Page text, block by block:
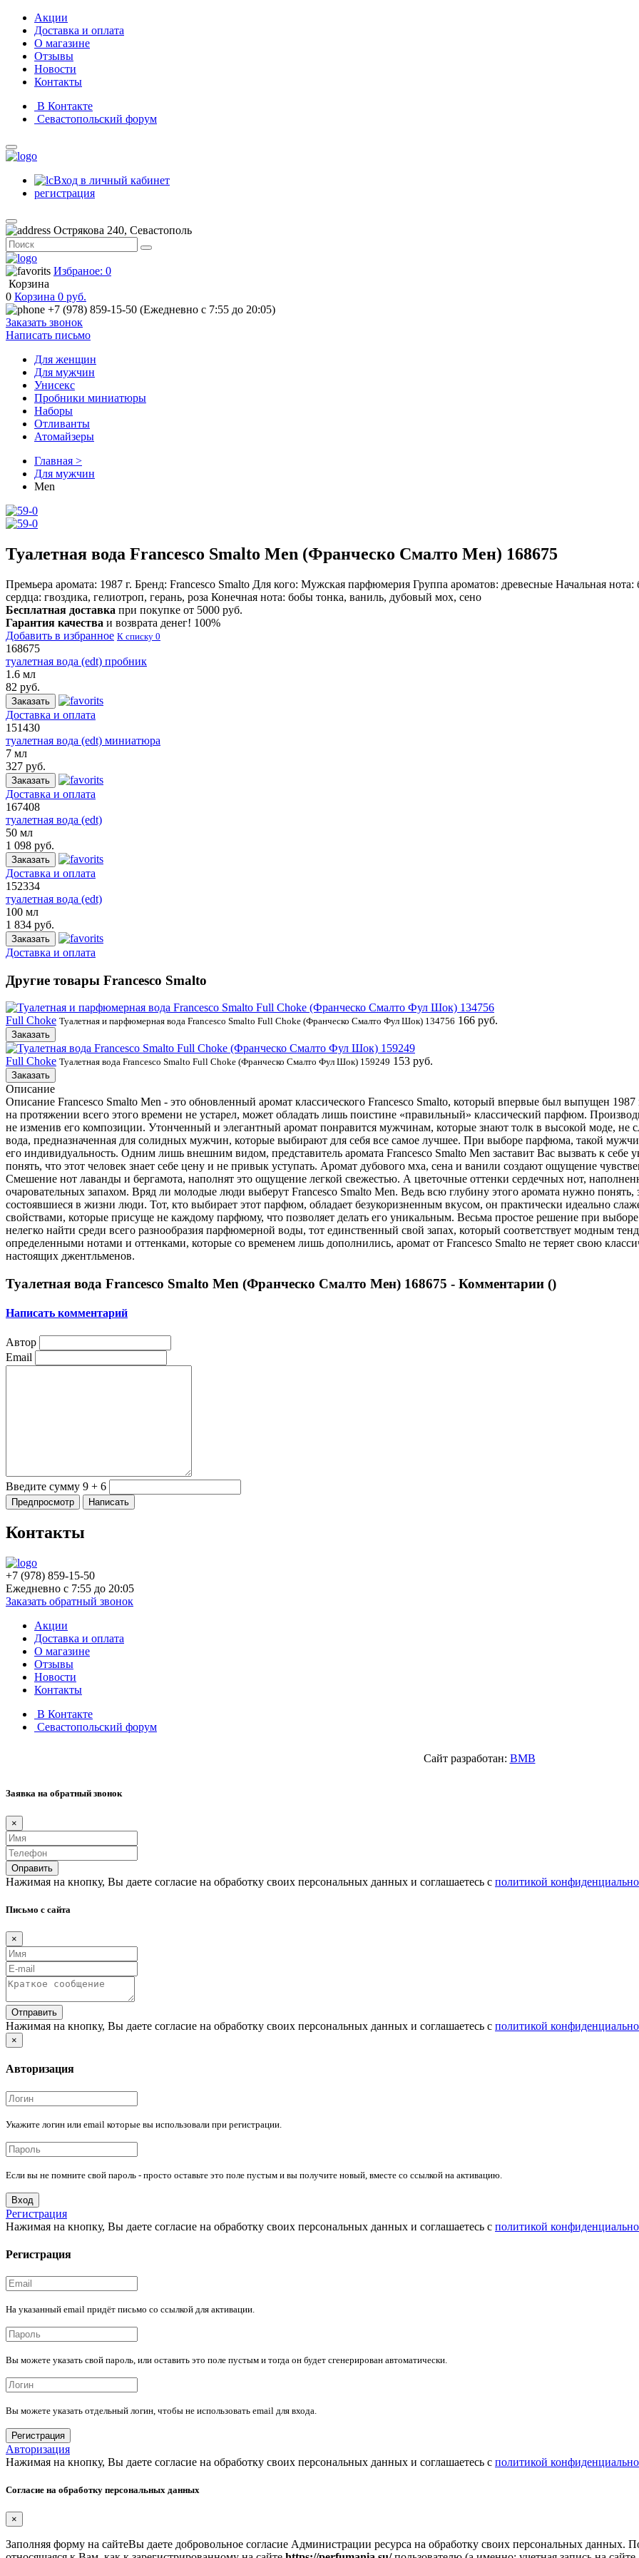
Акции
Доставка и оплата
О магазине
Отзывы
Новости
Контакты
В Контакте
Севастопольский форум
Вход в личный кабинет
регистрация
Острякова 240, Севастополь
Избраное: 0
Корзина
0 Корзина 0 руб.
+7 (978) 859-15-50 (Ежедневно с 7:55 до 20:05)
Заказать звонок
Написать письмо
Для женщин
Для мужчин
Унисекс
Пробники миниатюры
Наборы
Отливанты
Атомайзеры
Главная >
Для мужчин
Men
Туалетная вода Francesco Smalto Men (Франческо Смалто Мен) 168675
Премьера аромата: 1987 г. Бренд: Francesco Smalto Для кого: Мужская парфюмерия Группа ароматов: древесные Начальная нота:
сердца: гвоздика, гелиотроп, герань, роза Конечная нота: бобы тонка, ваниль, дубовый мох, сено
Бесплатная доставка при покупке от 5000 руб.
Гарантия качества и возврата денег! 100%
Добавить в избранное К списку 0
168675
туалетная вода (edt) пробник
1.6 мл
82 руб.
Заказать
Доставка и оплата
151430
туалетная вода (edt) миниатюра
7 мл
327 руб.
Заказать
Доставка и оплата
167408
туалетная вода (edt)
50 мл
1 098 руб.
Заказать
Доставка и оплата
152334
туалетная вода (edt)
100 мл
1 834 руб.
Заказать
Доставка и оплата
Другие товары Francesco Smalto
Full Choke Туалетная и парфюмерная вода Francesco Smalto Full Choke (Франческо Смалто Фул Шок) 134756 166 руб.
Заказать
Full Choke Туалетная вода Francesco Smalto Full Choke (Франческо Смалто Фул Шок) 159249 153 руб.
Заказать
Описание
Описание Francesco Smalto Men - это обновленный аромат классического Francesco Smalto, который впервые был выпущен
на протяжении всего этого времени не устарел, может обладать лишь поистине «правильный» классический парфюм.
не изменив его композиции. Утонченный и элегантный аромат понравится мужчинам, которые знают толк в высокой моде, не
вода, предназначенная для солидных мужчин, которые выбирают для себя все самое лучшее. При выборе парфюма, такой
его индивидуальность. Одним лишь внешним видом, представитель аромата Francesco Smalto Men заставит Вас вызвать к
понять, что этот человек знает себе цену и не привык уступать. Аромат дубового мха, сена и ванили создают ощущение
Смешение нот лаванды и бергамота, наполнят это ощущение легкой свежестью. А цветочные оттенки сердечных нот,
очаровательных запахом. Вряд ли молодые люди выберут Francesco Smalto Men. Ведь всю глубину этого аромата нужно понять,
состоявшиеся в жизни люди. Тот, кто выбирает этот парфюм, обладает безукоризненным вкусом, он практически идеально
свойствами, которые присуще не каждому парфюму, что позволяет делать его уникальным. Весьма простое решение при
нелегко найти среди всего разнообразия парфюмерной воды, тот единственный свой запах, который соответствует модным
определенными нотами и оттенками, которые со временем лишь дополнились, аромат от Francesco Smalto не теряет свою
настоящих джентльменов.
Туалетная вода Francesco Smalto Men (Франческо Смалто Мен) 168675 - Комментарии ()
Написать комментарий
Автор
Email
Введите сумму 9 + 6
Контакты
+7 (978) 859-15-50
Ежедневно с 7:55 до 20:05
Заказать обратный звонок
Акции
Доставка и оплата
О магазине
Отзывы
Новости
Контакты
В Контакте
Севастопольский форум
Сайт разработан: BMB
Заявка на обратный звонок
×
Оправить
Нажимая на кнопку, Вы даете согласие на обработку своих персональных данных и соглашаетесь с политикой
Письмо с сайта
×
Отправить
Нажимая на кнопку, Вы даете согласие на обработку своих персональных данных и соглашаетесь с политикой
×
Авторизация
Укажите логин или email которые вы использовали при регистрации.
Если вы не помните свой пароль - просто оставьте это поле пустым и вы получите новый, вместе со ссылкой на активацию.
Вход
Регистрация
Нажимая на кнопку, Вы даете согласие на обработку своих персональных данных и соглашаетесь с политикой
Регистрация
На указанный email придёт письмо со ссылкой для активации.
Вы можете указать свой пароль, или оставить это поле пустым и тогда он будет сгенерирован автоматически.
Вы можете указать отдельный логин, чтобы не использовать email для входа.
Регистрация
Авторизация
Нажимая на кнопку, Вы даете согласие на обработку своих персональных данных и соглашаетесь с политикой
Согласие на обработку персональных данных
×
Заполняя форму на сайтеВы даете добровольное согласие Администрации ресурса на обработку своих персональных